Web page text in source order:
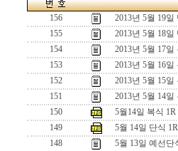
156
2013년 5월 19
155
2013년 5월 18
154
2013년 5월 17
153
2013년 5월 16
152
2013년 5월 15
151
2013년 5월 14
150
5월14일 복식
149
5월 14일 단식
148
5월 13일 예선단